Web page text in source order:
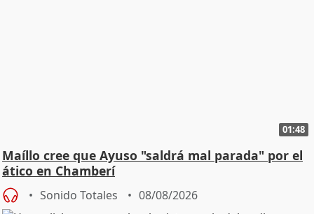
01:48
Maíllo cree que Ayuso "saldrá mal parada" por el
ático en Chamberí
Sonido Totales 08/08/2026